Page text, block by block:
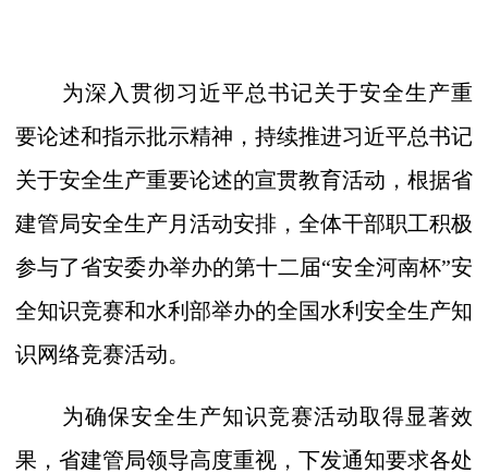
为深入贯彻习近平总书记关于安全生产重
要论述和指示批示精神，持续推进习近平总书记
关于安全生产重要论述的宣贯教育活动， 根据省
建管局安全生产月活动安排，全体干部职工积极
参与了省安委办举办的第十二届“安全河南杯”安
全知识竞赛和水利部举办的全国水利安全生产知
识网络竞赛活动。
为确保安全生产知识竞赛活动取得显著效
果，省建管局领导高度重视，下发通知要求各处